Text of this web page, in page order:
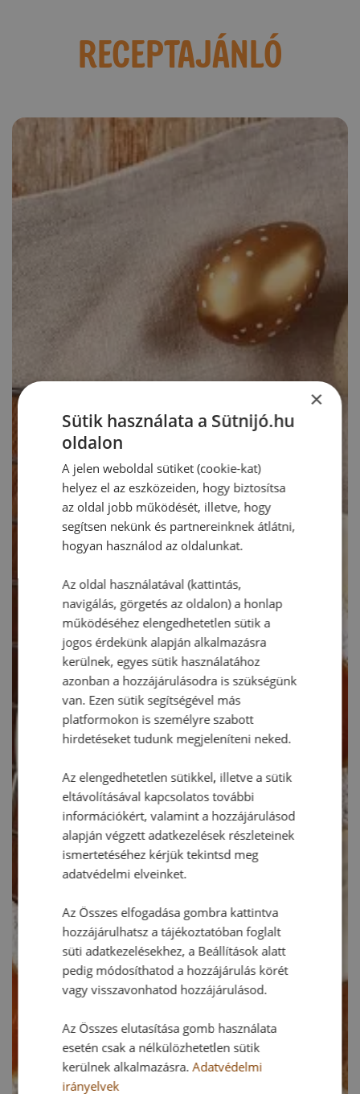
RECEPTAJÁNLÓ
×
Sütik használata a Sütnijó.hu
oldalon
A jelen weboldal sütiket (cookie-kat)
helyez el az eszközeiden, hogy biztosítsa
az oldal jobb működését, illetve, hogy
segítsen nekünk és partnereinknek átlátni,
hogyan használod az oldalunkat.
Az oldal használatával (kattintás,
navigálás, görgetés az oldalon) a honlap
működéséhez elengedhetetlen sütik a
jogos érdekünk alapján alkalmazásra
kerülnek, egyes sütik használatához
azonban a hozzájárulásodra is szükségünk
van. Ezen sütik segítségével más
platformokon is személyre szabott
hirdetéseket tudunk megjeleníteni neked.
Az elengedhetetlen sütikkel, illetve a sütik
eltávolításával kapcsolatos további
információkért, valamint a hozzájárulásod
alapján végzett adatkezelések részleteinek
ismertetéséhez kérjük tekintsd meg
adatvédelmi elveinket.
Az Összes elfogadása gombra kattintva
hozzájárulhatsz a tájékoztatóban foglalt
süti adatkezelésekhez, a Beállítások alatt
pedig módosíthatod a hozzájárulás körét
vagy visszavonhatod hozzájárulásod.
Az Összes elutasítása gomb használata
esetén csak a nélkülözhetetlen sütik
kerülnek alkalmazásra.Adatvédelmi
irányelvek